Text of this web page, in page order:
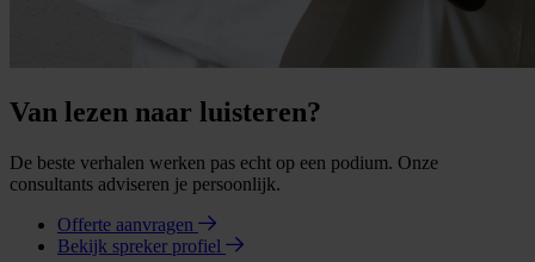
Van lezen naar luisteren?
De beste verhalen werken pas echt op een podium. Onze
consultants adviseren je persoonlijk.
Offerte aanvragen
Bekijk spreker profiel